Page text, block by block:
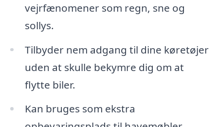
vejrfænomener som regn, sne og
sollys.
Tilbyder nem adgang til dine køretøjer
uden at skulle bekymre dig om at
flytte biler.
Kan bruges som ekstra